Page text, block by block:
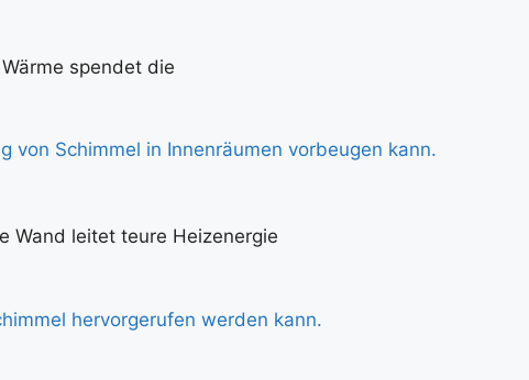
spendet die
Wand leitet teure Heizenergie